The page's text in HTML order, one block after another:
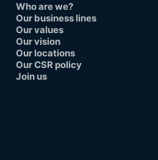
Who are we?
Our business lines
Our values
Our vision
Our locations
Our CSR policy
Join us